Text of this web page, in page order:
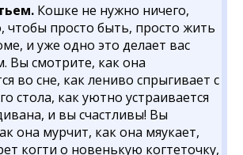
Кошке не нужно ничего,
чтобы просто быть, просто жить
и уже одно это делает вас
Вы смотрите, как она
во сне, как лениво спрыгивает с
стола, как уютно устраивается
и вы счастливы! Вы
она мурчит, как она мяукает,
когти о новенькую когтеточку,